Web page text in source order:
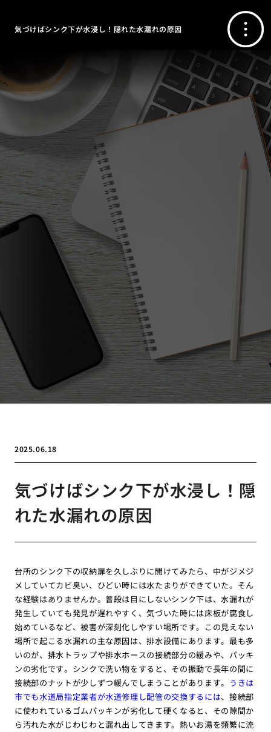
気づけばシンク下が水浸し！隠れた水漏れの原因
2025.06.18
気づけばシンク下が水浸し！隠
れた水漏れの原因
台所のシンク下の収納扉を久しぶりに開けてみたら、中がジメジ
メしていてカビ臭い、ひどい時には水たまりができていた。そん
な経験はありませんか。普段は目にしないシンク下は、水漏れが
発生していても発見が遅れやすく、気づいた時には床板が腐食し
始めているなど、被害が深刻化しやすい場所です。この見えない
場所で起こる水漏れの主な原因は、排水設備にあります。最も多
いのが、排水トラップや排水ホースの接続部分の緩みや、パッキ
ンの劣化です。シンクで洗い物をすると、その振動で長年の間に
接続部のナットが少しずつ緩んでしまうことがあります。 うきは
市でも水道局指定業者が水道修理し配管の交換するには、接続部
に使われているゴムパッキンが劣化して硬くなると、その隙間か
ら汚れた水がじわじわと漏れ出してきます。熱いお湯を頻繁に流